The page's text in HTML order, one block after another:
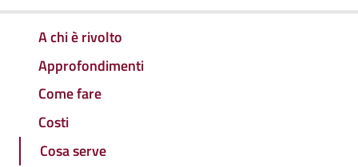
A chi è rivolto
Approfondimenti
Come fare
Costi
Cosa serve